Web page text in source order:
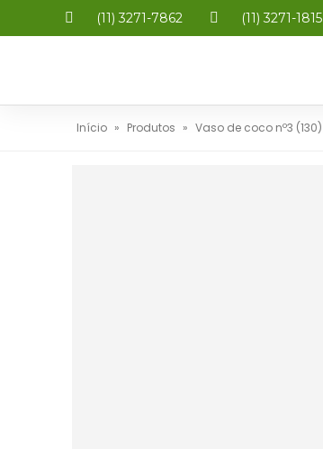
(11) 3271-7862 (11) 3271-1815
Início » Produtos » Vaso de coco nº3 (130)